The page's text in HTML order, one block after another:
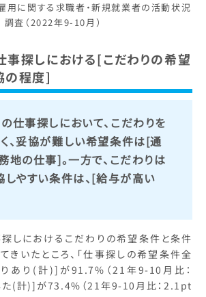
用に関する求職者・新規就業者の活動状況
調査（2022年9-10月）
探しにおける[こだわりの希望
の程度]
仕事探しにおいて、こだわりを
、妥協が難しい希望条件は[通
地の仕事]。一方で、こだわりは
しやすい条件は、[給与が高い
しにおけるこだわりの希望条件と条件
きいたところ、「仕事探しの希望条件全
りあり(計)]が91.7%（21年9-10月比：
た(計)]が73.4%（21年9-10月比：2.1pt